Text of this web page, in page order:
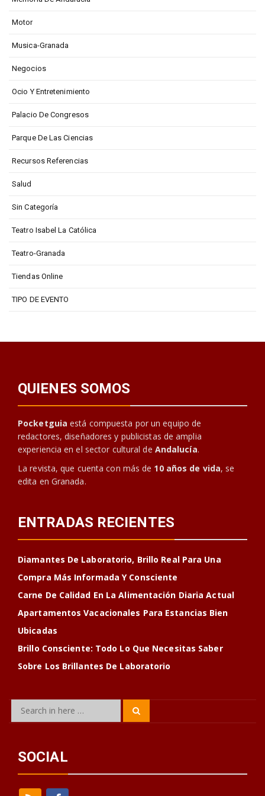
Motor
Musica-Granada
Negocios
Ocio Y Entretenimiento
Palacio De Congresos
Parque De Las Ciencias
Recursos Referencias
Salud
Sin Categoría
Teatro Isabel La Católica
Teatro-Granada
Tiendas Online
TIPO DE EVENTO
QUIENES SOMOS
Pocketguia está compuesta por un equipo de
redactores, diseñadores y publicistas de amplia
experiencia en el sector cultural de Andalucía.
La revista, que cuenta con más de 10 años de vida, se
edita en Granada.
ENTRADAS RECIENTES
Diamantes De Laboratorio, Brillo Real Para Una
Compra Más Informada Y Consciente
Carne De Calidad En La Alimentación Diaria Actual
Apartamentos Vacacionales Para Estancias Bien
Ubicadas
Brillo Consciente: Todo Lo Que Necesitas Saber
Sobre Los Brillantes De Laboratorio
Search
SOCIAL